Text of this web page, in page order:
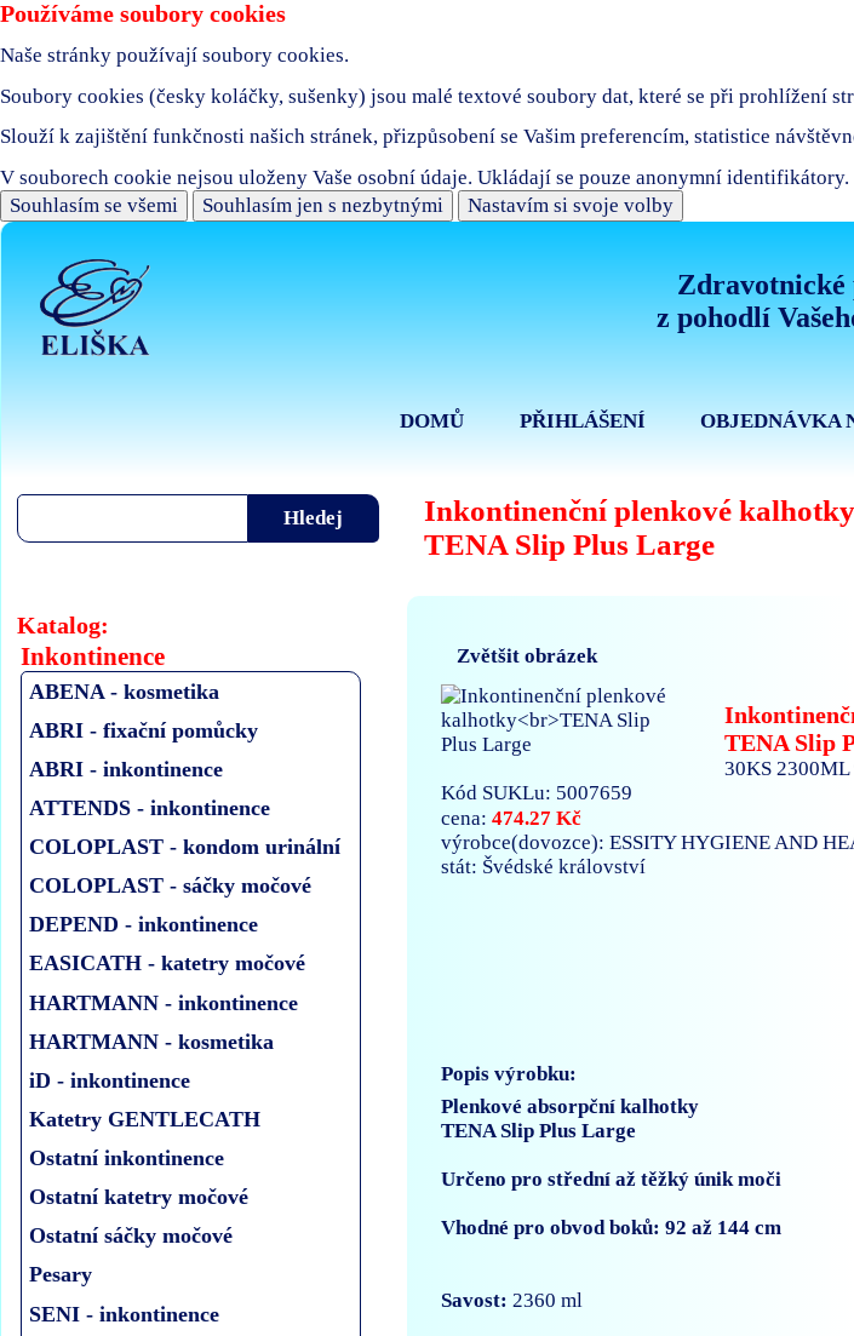
Používáme soubory cookies
Naše stránky používají soubory cookies.
Soubory cookies (česky koláčky, sušenky) jsou malé textové soubory dat, které se při prohlížení
Slouží k zajištění funkčnosti našich stránek, přizpůsobení se Vašim preferencím, statistice
V souborech cookie nejsou uloženy Vaše osobní údaje. Ukládají se pouze anonymní identifikátory.
Souhlasím se všemi
Souhlasím jen s nezbytnými Nastavím si svoje volby
Zdravotnické
z pohodlí
OBJEDNÁVKA
PŘIHLÁŠENÍ
DOMŮ
Inkontinenční plenkové kalhotky
TENA Slip Plus Large
Katalog:
Inkontinence
ABENA - kosmetika
ABRI - fixační pomůcky
ABRI - inkontinence
ATTENDS - inkontinence
COLOPLAST - kondom urinální
COLOPLAST - sáčky močové
DEPEND - inkontinence
EASICATH - katetry močové
HARTMANN - inkontinence
HARTMANN - kosmetika
iD - inkontinence
Katetry GENTLECATH
Ostatní inkontinence
Ostatní katetry močové
Ostatní sáčky močové
Pesary
SENI - inkontinence
Zvětšit obrázek
TENA Slip
30KS
Kód SUKLu: 5007659
cena: 474.27 Kč
výrobce(dovozce): ESSITY HYGIENE AND
stát: Švédské království
Popis výrobku:
Plenkové absorpční kalhotky
TENA Slip Plus Large
Určeno pro střední až těžký únik moči
Vhodné pro obvod boků: 92 až 144 cm
Savost: 2360 ml